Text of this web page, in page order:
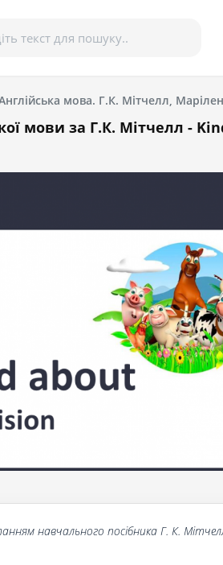
мова. Г.К. Мітчелл,
мови за Г.К. Мітчелл -
навчального посібника Г. К.